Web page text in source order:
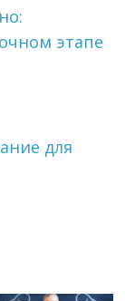
этапе
для